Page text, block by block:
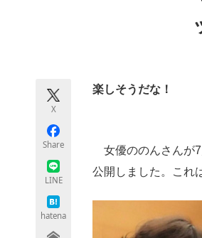
ITエンジニア向け専
モノづくり技術者専門
ちょっと気になるネッ
X
Share
LINE
hatena
楽しそうだな！
女優ののんさんが7
公開しました。これ